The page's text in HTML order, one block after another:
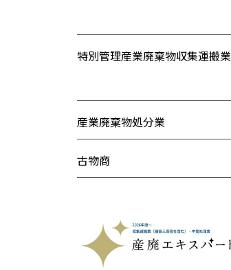
特別管理産業廃棄物収集運搬業
産業廃棄物処分業
古物商